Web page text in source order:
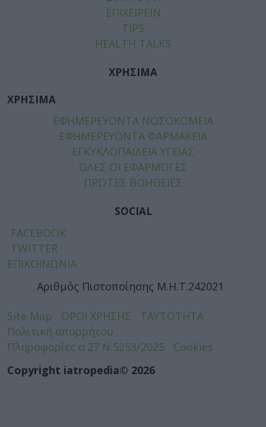
ΕΠΙΧΕΙΡΕΙΝ
TIPS
HEALTH TALKS
ΧΡΗΣΙΜΑ
ΧΡΗΣΙΜΑ
ΕΦΗΜΕΡΕΥΟΝΤΑ ΝΟΣΟΚΟΜΕΙΑ
ΕΦΗΜΕΡΕΥΟΝΤΑ ΦΑΡΜΑΚΕΙΑ
ΕΓΚΥΚΛΟΠΑΙΔΕΙΑ ΥΓΕΙΑΣ
ΟΛΕΣ ΟΙ ΕΦΑΡΜΟΓΕΣ
ΠΡΩΤΕΣ ΒΟΗΘΕΙΕΣ
SOCIAL
FACEBOOK
TWITTER
ΕΠΙΚΟΙΝΩΝΙΑ
Αριθμός Πιστοποίησης Μ.Η.Τ.242021
Site Map ΟΡΟΙ ΧΡΗΣΗΣ
ΤΑΥΤΟΤΗΤΑ
Πολιτική απορρήτου
Πληροφορίες α.27 Ν.5253/2025
Cookies
Copyright iatropedia© 2026